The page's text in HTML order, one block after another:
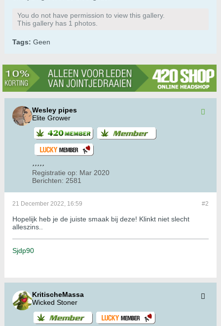
You do not have permission to view this gallery.
This gallery has 1 photos.
Tags: Geen
Wesley pipes
Elite Grower
Registratie op: Mar 2020
Berichten: 2581
#2
21 December 2022, 16:59
Hopelijk heb je de juiste smaak bij deze! Klinkt niet slecht
alleszins..
Sjdp90
KritischeMassa
Wicked Stoner